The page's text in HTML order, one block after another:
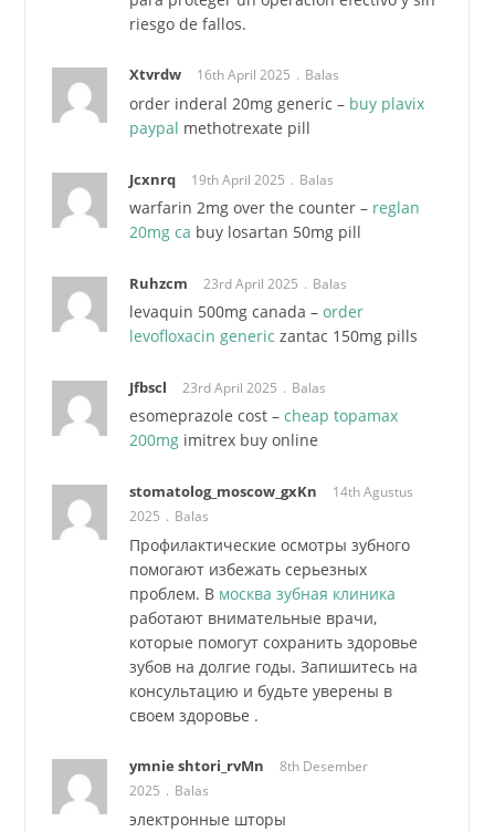
riesgo de fallos.
Xtvrdw 16th April 2025 Balas
order inderal 20mg generic – buy plavix
paypal methotrexate pill
Jcxnrq 19th April 2025 Balas
warfarin 2mg over the counter – reglan
20mg ca buy losartan 50mg pill
Ruhzcm 23rd April 2025 Balas
levaquin 500mg canada –order
levofloxacin generic zantac 150mg pills
Jfbscl 23rd April 2025 Balas
esomeprazole cost –cheap topamax
200mg imitrex buy online
stomatolog_moscow_gxKn
14th Agustus
2025
Balas
Профилактические осмотры зубного
помогают избежать серьезных
проблем. В москва зубная клиника
работают внимательные врачи,
которые помогут сохранить здоровье
зубов на долгие годы. Запишитесь на
консультацию и будьте уверены в
своем здоровье .
ymnie shtori_rvMn
8th Desember
2025
Balas
электронные шторы